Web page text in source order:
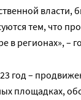
власти,
тем, что
в регионах», –
год –
площадках,